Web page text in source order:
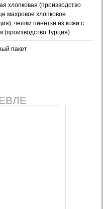
хлопковая (производство
махровое хлопковое
чешки пинетки из кожи с
(производство Турция)
пакет